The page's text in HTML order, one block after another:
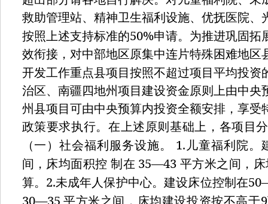
救助管理站、精神卫生福利设施、优抚医院、
按照上述支持标准的50%申请。为推进巩固拓
效衔接，对中部地区原集中连片特殊困难地区
开发工作重点县项目按照不超过项目平均投资
治区、南疆四地州项目建设资金原则上由中央
州县项目可由中央预算内投资全额安排，享受
政策要求执行。在上述原则基础上，各项目
（一）社会福利服务设施。
1. 儿童福利院。
间，床均面积控 制在 35—43 平方米之间，
算。 2.未成年人保护中心。建设床位控制在
30—35平方米之间，床均建设投资按不高于9